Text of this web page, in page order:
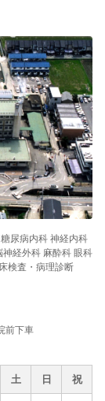
尿病内科 神経内科
経外科 麻酔科 眼科
検査・病理診断
前下車
土 日 祝